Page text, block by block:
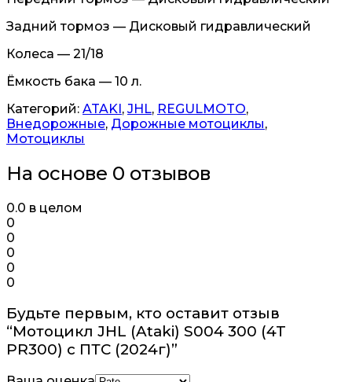
Задний тормоз — Дисковый гидравлический
Колеса — 21/18
Ёмкость бака — 10 л.
Категорий: ATAKI, JHL, REGULMOTO,
Внедорожные, Дорожные мотоциклы,
Мотоциклы
На основе 0 отзывов
0.0 в целом
0
0
0
0
0
Будьте первым, кто оставит отзыв
“Мотоцикл JHL (Ataki) S004 300 (4T
PR300) с ПТС (2024г)”